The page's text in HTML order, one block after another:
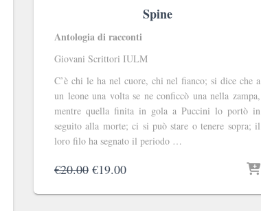
Spine
Antologia di racconti
Giovani Scrittori IULM
C’è chi le ha nel cuore, chi nel fianco; si dice che a
un leone una volta se ne conficcò una nella zampa,
mentre quella finita in gola a Puccini lo portò in
seguito alla morte; ci si può stare o tenere sopra; il
loro filo ha segnato il periodo …
€20.00 Il
originale
€19.00Il
attuale